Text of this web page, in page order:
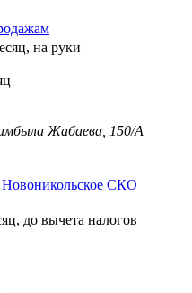
на руки
Жабаева, 150/А
СКО
до вычета налогов